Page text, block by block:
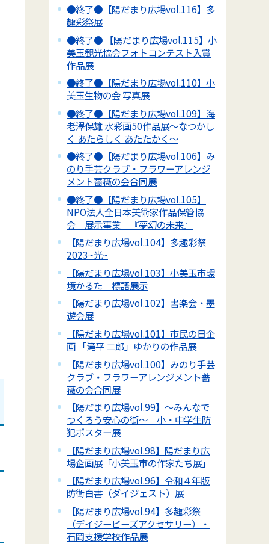
●終了●【陽だまり広場vol.116】多
趣彩祭展
●終了● 【陽だまり広場vol.115】小
美玉観光協会フォトコンテスト入賞
作品展
●終了●【陽だまり広場vol.110】小
美玉生物の会 写真展
●終了●【陽だまり広場vol.109】海
老澤保雄 水彩画50作品展～なつかし
く あたらしく あたたかく～
●終了●【陽だまり広場vol.106】み
のり手芸クラブ・フラワーアレンジ
メント薔薇の会合同展
●終了●【陽だまり広場vol.105】
NPO法人全日本美術家作品保管協
会 展示事業 『夢幻の未来』
【陽だまり広場vol.104】多趣彩祭
2023~光~
【陽だまり広場vol.103】小美玉市環
境かるた 標語展示
【陽だまり広場vol.102】書楽会・墨
遊会展
【陽だまり広場vol.101】市民の日企
画 「滝平 二郎」ゆかりの作品展
【陽だまり広場vol.100】みのり手芸
クラブ・フラワーアレンジメント薔
薇の会合同展
【陽だまり広場vol.99】～みんなで
つくろう安心の街～ 小・中学生防
犯ポスター展
【陽だまり広場vol.98】陽だまり広
場企画展「小美玉市の作家たち展」
【陽だまり広場vol.96】令和４年版
防衛白書（ダイジェスト）展
【陽だまり広場vol.94】多趣彩祭
（デイジービーズアクセサリー）・
石岡支援学校作品展